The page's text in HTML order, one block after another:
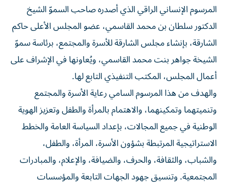
المرسوم الإنساني الراقي الذي أصدره صاحب السموّ الشيخ
الدكتور سلطان بن محمد القاسمي، عضو المجلس الأعلى حاكم
الشارقة، بإنشاء مجلس الشارقة للأسرة والمجتمع، برئاسة سموّ
الشيخة جواهر بنت محمد القاسمي، ويُعاونها في الإشراف على
أعمال المجلس، المكتب التنفيذي التابع لها.
والهدف من هذا المرسوم السامي رعاية الأسرة والمجتمع
وتنميتهما وتمكينهما، والاهتمام بالمرأة والطفل وتعزيز الهوية
الوطنية في جميع المجالات، بإعداد السياسة العامة والخطط
الاستراتيجية المرتبطة بشؤون الأسرة، المرأة، والطفل،
والشباب، والثقافة، والحرف، والضيافة، والإعلام، والمبادرات
المجتمعية. وتنسيق جهود الجهات التابعة والمؤسسات